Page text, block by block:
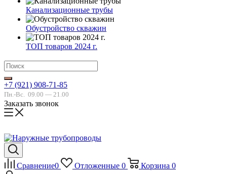
Канализационные трубы
Обустройство скважин
ТОП товаров 2024 г.
+7 (921) 908-71-85
Пн.-Вс. 09.00 — 21.00
Заказать звонок
Сравнение0 Отложенные 0 Корзина 0